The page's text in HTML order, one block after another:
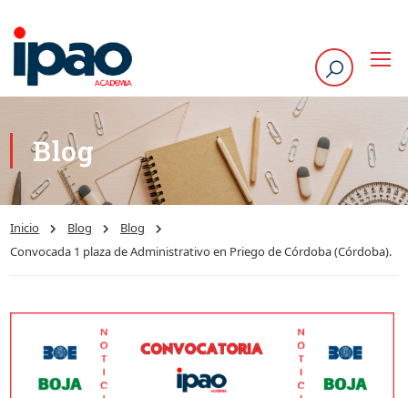
Blog
Inicio Blog
Blog
Convocada 1 plaza de Administrativo en Priego de Córdoba (Córdoba).